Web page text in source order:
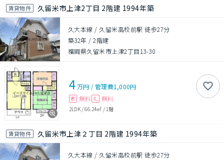
賃貸物件 久留米市上津2丁目 2階建 1994年築
久大本線 / 久留米高校前駅 徒歩27分
築32年 /2階建
福岡県久留米市上津2丁目13-30
4万円 /管理費1,000円
敷 無料 礼 無料
2LDK/66.24㎡ / 1階
賃貸物件 久留米市上津２丁目 2階建 1994年築
久大本線 / 久留米高校前駅 徒歩27分